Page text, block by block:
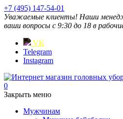
+7 (495) 147-54-01
Уважаемые клиенты! Наши
ваши вопросы с 9:30 до 18 в
VK
Telegram
Instagram
0
Закрыть меню
Мужчинам